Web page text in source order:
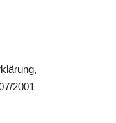
2001